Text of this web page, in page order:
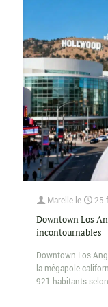
Marelle le 25
Downtown Los
incontournables
Downtown Los
la mégapole
921 habitants